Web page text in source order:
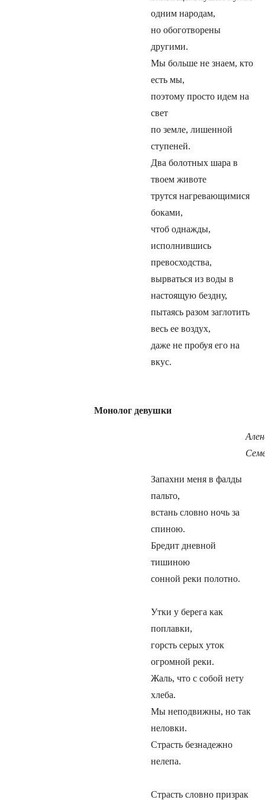
одним народам,
но обоготворены
другими.
Мы больше не знаем, кто
есть мы,
поэтому просто идем на
свет
по земле, лишенной
ступеней.
Два болотных шара в
твоем животе
трутся нагревающимися
боками,
чтоб однажды,
исполнившись
превосходства,
вырваться из воды в
настоящую бездну,
пытаясь разом заглотить
весь ее воздух,
даже не пробуя его на
вкус.
Монолог девушки
Запахни меня в фалды
пальто,
встань словно ночь за
спиною.
Бредит дневной
тишиною
сонной реки полотно.
Утки у берега как
поплавки,
горсть серых уток
огромной реки.
Жаль, что с собой нету
хлеба.
Мы неподвижны, но так
неловки.
Страсть безнадежно
нелепа.
Страсть словно призрак